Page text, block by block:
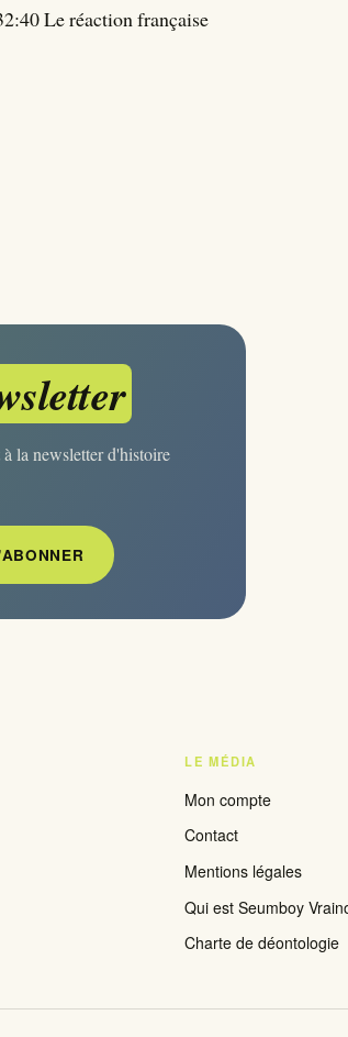
Le réaction française
la newsletter d'histoire
LE MÉDIA
Mon compte
Contact
Mentions légales
Qui est Seumboy
Charte de déontologie